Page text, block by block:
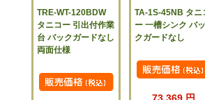
TRE-WT-120BDW
タニコー 引出付作業
台 バックガードなし
両面仕様
TA-1S-45NB タニ
ー 一槽シンク バッ
クガードなし